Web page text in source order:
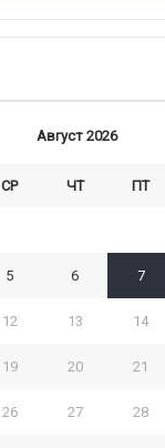
Август 2026
СР ЧТ ПТ
5 6 7
12 13 14
19 20 21
26 27 28